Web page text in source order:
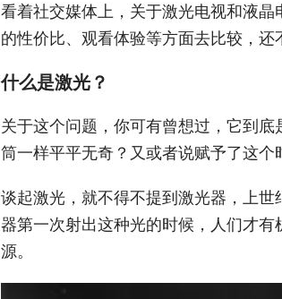
看着社交媒体上，关于激光电视和液
的性价比、观看体验等方面去比较，还
什么是激光？
关于这个问题，你可有曾想过，它到
筒一样平平无奇？又或者说赋予了这个
谈起激光，就不得不提到激光器，上
器第一次射出这种光的时候，人们才
源。